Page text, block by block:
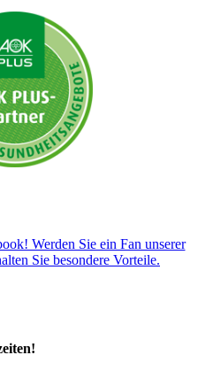
Werden Sie ein Fan unserer
Sie besondere Vorteile.